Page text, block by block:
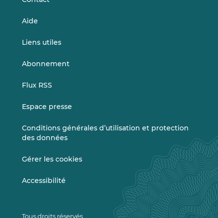
Aide
Liens utiles
Abonnement
Flux RSS
Espace presse
Conditions générales d’utilisation et protection
des données
Gérer les cookies
Accessibilité
Tous droits réservés.